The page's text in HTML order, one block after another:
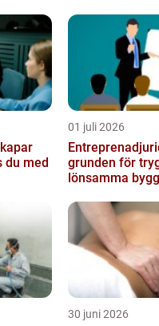
01 juli 2026
grunden för
lönsamma
30 juni 2026